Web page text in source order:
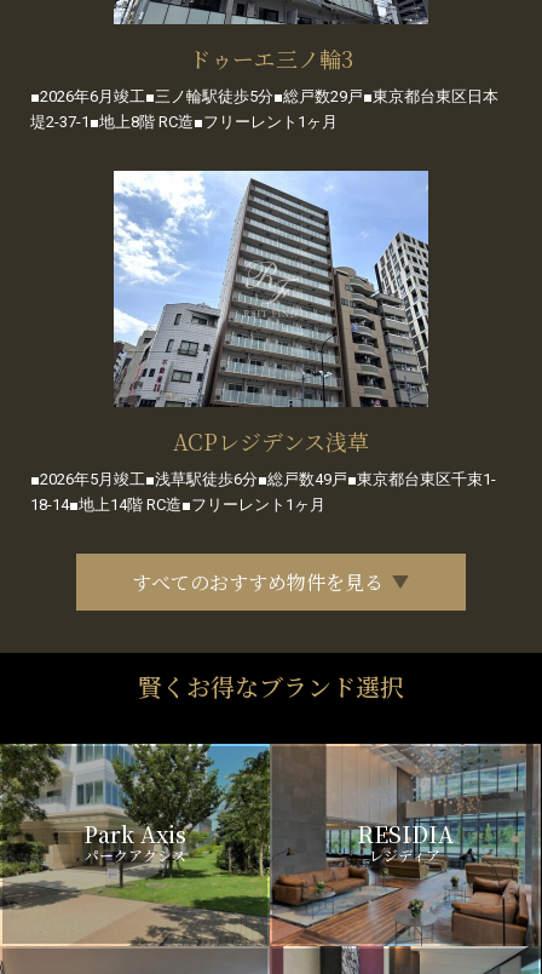
ドゥーエ三ノ輪3
■2026年6月竣工■三ノ輪駅徒歩5分■総戸数29戸■東京都台東区日本
堤2-37-1■地上8階 RC造■フリーレント1ヶ月
ACPレジデンス浅草
■2026年5月竣工■浅草駅徒歩6分■総戸数49戸■東京都台東区千束1-
18-14■地上14階 RC造■フリーレント1ヶ月
すべてのおすすめ物件を見る
賢くお得なブランド選択
Park Axis
パークアクシス
RESIDIA
レジディア